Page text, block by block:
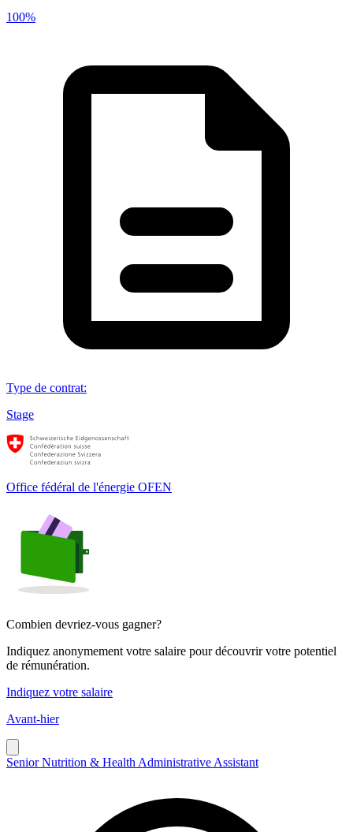
100%
Type de contrat:
Stage
Office fédéral de l'énergie OFEN
Combien devriez-vous gagner?
Indiquez anonymement votre salaire pour découvrir votre potentiel
de rémunération.
Indiquez votre salaire
Avant-hier
Senior Nutrition & Health Administrative Assistant